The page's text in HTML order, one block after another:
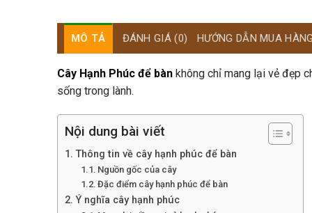
MÔ TẢ ĐÁNH GIÁ (0) HƯỚNG DẪN MUA HÀNG
Cây Hạnh Phúc để bàn không chỉ mang lại vẻ đẹp
sống trong lành.
Nội dung bài viết
Thông tin về cây hạnh phúc để bàn
Nguồn gốc của cây
Đặc điểm cây hạnh phúc để bàn
Ý nghĩa cây hạnh phúc